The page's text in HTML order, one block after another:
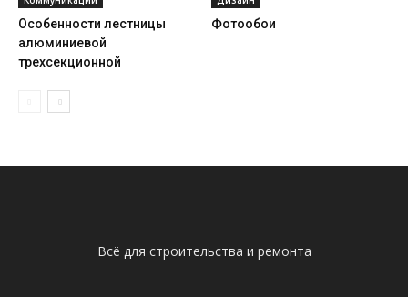
Особенности лестницы
алюминиевой
трехсекционной
Фотообои
Всё для строительства и ремонта